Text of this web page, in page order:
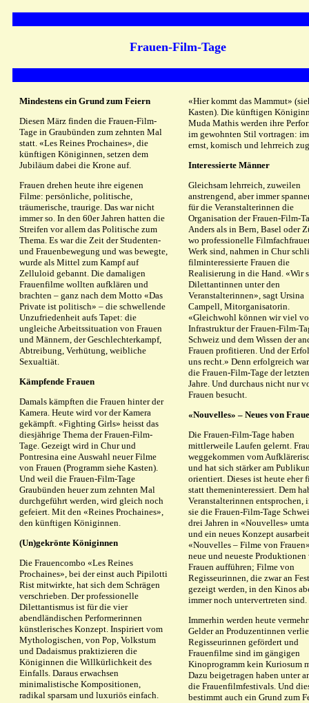
Frauen-Film-Tage
Mindestens ein Grund zum Feiern
Diesen März finden die Frauen-Film-
Tage in Graubünden zum zehnten Mal
statt. «Les Reines Prochaines», die
künftigen Königinnen, setzen dem
Jubiläum dabei die Krone auf.
Frauen drehen heute ihre eigenen
Filme: persönliche, politische,
träumerische, traurige. Das war nicht
immer so. In den 60er Jahren hatten die
Streifen vor allem das Politische zum
Thema. Es war die Zeit der Studenten-
und Frauenbewegung und was bewegte,
wurde als Mittel zum Kampf auf
Zelluloid gebannt. Die damaligen
Frauenfilme wollten aufklären und
brachten – ganz nach dem Motto «Das
Private ist politisch» – die schwellende
Unzufriedenheit aufs Tapet: die
ungleiche Arbeitssituation von Frauen
und Männern, der Geschlechterkampf,
Abtreibung, Verhütung, weibliche
Sexualtiät.
Kämpfende Frauen
Damals kämpften die Frauen hinter der
Kamera. Heute wird vor der Kamera
gekämpft. «Fighting Girls» heisst das
diesjährige Thema der Frauen-Film-
Tage. Gezeigt wird in Chur und
Pontresina eine Auswahl neuer Filme
von Frauen (Programm siehe Kasten).
Und weil die Frauen-Film-Tage
Graubünden heuer zum zehnten Mal
durchgeführt werden, wird gleich noch
gefeiert. Mit den «Reines Prochaines»,
den künftigen Königinnen.
(Un)gekrönte Königinnen
Die Frauencombo «Les Reines
Prochaines», bei der einst auch Pipilotti
Rist mitwirkte, hat sich dem Schrägen
verschrieben. Der professionelle
Dilettantismus ist für die vier
abendländischen Performerinnen
künstlerisches Konzept. Inspiriert vom
Mythologischen, von Pop, Volkstum
und Dadaismus praktizieren die
Königinnen die Willkürlichkeit des
Einfalls. Daraus erwachsen
minimalistische Kompositionen,
radikal sparsam und luxuriös einfach.
«Hier kommt das Mammut»
Kasten). Die künftigen
Muda Mathis werden ihre
im gewohnten Stil vortragen:
ernst, komisch und lehrreich
Interessierte Männer
Gleichsam lehrreich, zuweilen
anstrengend, aber immer
für die Veranstalterinnen die
Organisation der Frauen-Film-
Anders als in Bern, Basel oder
wo professionelle
Werk sind, nahmen in Chur
filminteressierte Frauen die
Realisierung in die Hand. «Wir
Dilettantinnen unter den
Veranstalterinnen», sagt Ursina
Campell, Mitorganisatorin.
«Gleichwohl können wir viel
Infrastruktur der Frauen-Film-
Schweiz und dem Wissen der
Frauen profitieren. Und der
uns recht.» Denn erfolgreich
die Frauen-Film-Tage der
Jahre. Und durchaus nicht nur
Frauen besucht.
«Nouvelles» – Neues von
Die Frauen-Film-Tage haben
mittlerweile Laufen gelernt.
weggekommen vom
und hat sich stärker am
orientiert. Dieses ist heute eher
statt themeninteressiert. Dem
Veranstalterinnen entsprochen,
sie die Frauen-Film-Tage
drei Jahren in «Nouvelles»
und ein neues Konzept
«Nouvelles – Filme von
neue und neueste Produktionen
Frauen aufführen; Filme von
Regisseurinnen, die zwar an
gezeigt werden, in den Kinos
immer noch untervertreten sind.
Immerhin werden heute
Gelder an Produzentinnen
Regisseurinnen gefördert und
Frauenfilme sind im gängigen
Kinoprogramm kein Kuriosum
Dazu beigetragen haben unter
die Frauenfilmfestivals. Und
bestimmt auch ein Grund zum